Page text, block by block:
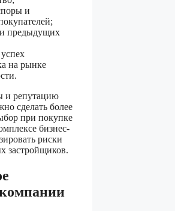
и
предыдущих
на рынке
и репутацию
сделать более
при покупке
бизнес-
риски
застройщиков.